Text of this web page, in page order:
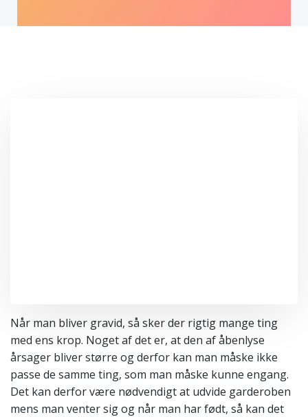
Når man bliver gravid, så sker der rigtig mange ting
med ens krop. Noget af det er, at den af åbenlyse
årsager bliver større og derfor kan man måske ikke
passe de samme ting, som man måske kunne engang.
Det kan derfor være nødvendigt at udvide garderoben
mens man venter sig og når man har født, så kan det